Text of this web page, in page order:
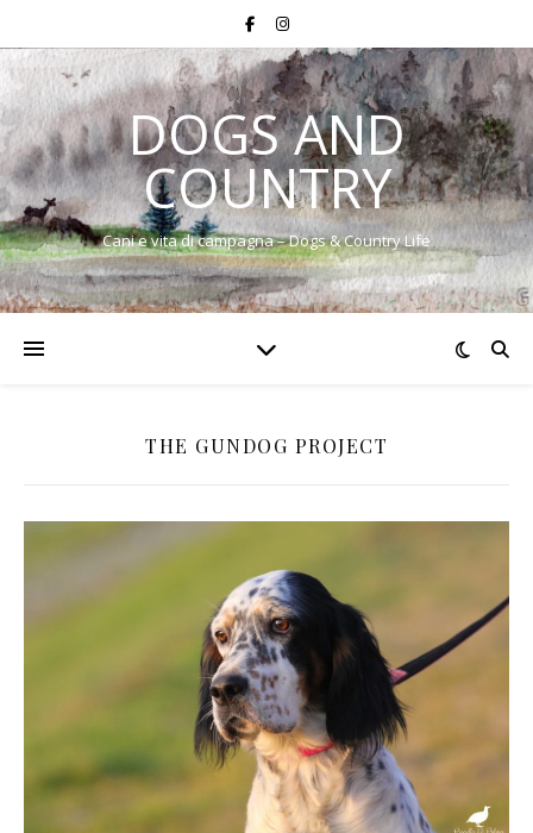
DOGS AND
COUNTRY
Cani e vita di campagna – Dogs & Country Life
THE GUNDOG PROJECT